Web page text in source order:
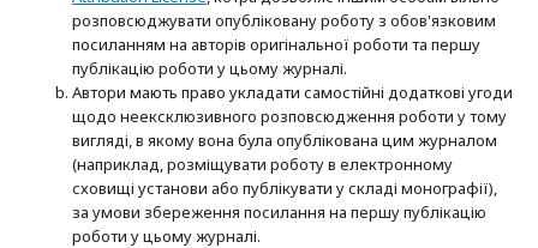
розповсюджувати опубліковану роботу з обов'язковим
посиланням на авторів оригінальної роботи та першу
публікацію роботи у цьому журналі.
Автори мають право укладати самостійні додаткові угоди
щодо неексклюзивного розповсюдження роботи у тому
вигляді, в якому вона була опублікована цим журналом
(наприклад, розміщувати роботу в електронному
сховищі установи або публікувати у складі монографії),
за умови збереження посилання на першу публікацію
роботи у цьому журналі.